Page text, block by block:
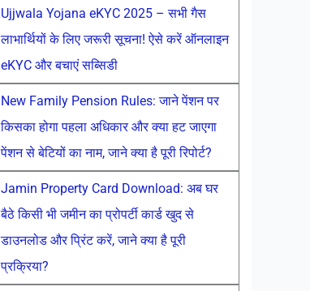
Ujjwala Yojana eKYC 2025 – सभी गैस
लाभार्थियों के लिए जरूरी सूचना! ऐसे करें ऑनलाइन
eKYC और बचाएं सब्सिडी
New Family Pension Rules: जाने पेंशन पर
किसका होगा पहला अधिकार और क्या हट जाएगा
पेंशन से बेटियों का नाम, जाने क्या है पूरी रिपोर्ट?
Jamin Property Card Download: अब घर
बैठे किसी भी जमीन का प्रोपर्टी कार्ड खुद से
डाउनलोड और प्रिंट करें, जाने क्या है पूरी
प्रक्रिया?